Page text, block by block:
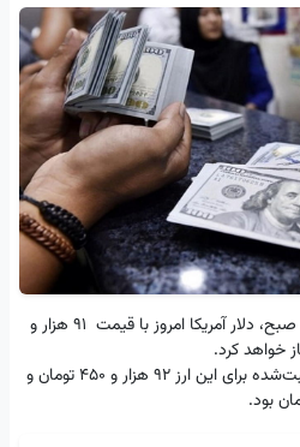
صبح،
دلار آمریکا امروز با قیمت ۹۱ هزار و
در جریان معاملات، بالاترین نرخ ثبت‌شده برای این ارز ۹۲ هزار و ۴۵۰ تومان و